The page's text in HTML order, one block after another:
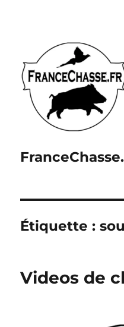
Étiquette :
Videos de